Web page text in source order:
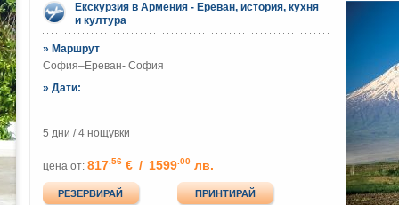
Екскурзия в Армения - Ереван, история, кухня
и култура
» Маршрут
София–Eреван- София
» Дати:
5 дни / 4 нощувки
цена от: 817 .56 € / 1599 .00 лв.
РЕЗЕРВИРАЙ ПРИНТИРАЙ